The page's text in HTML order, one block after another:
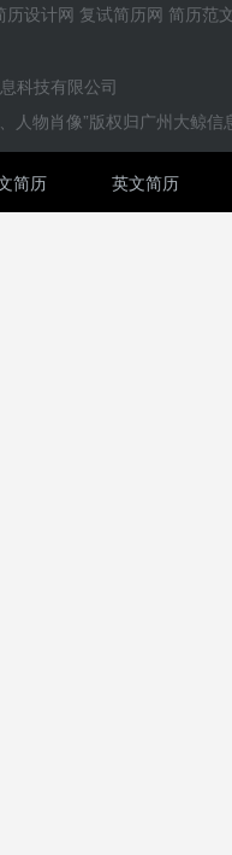
历设计网 复试简历网 简历范
科技有限公司
人物肖像”版权归广州大鲸
简历 英文简历